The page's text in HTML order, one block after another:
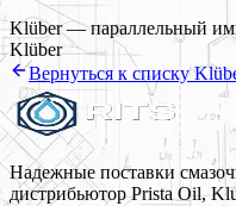
Klüber — параллельный
Klüber
Вернуться к списку
Надежные поставки
дистрибьютор Prista Oil,